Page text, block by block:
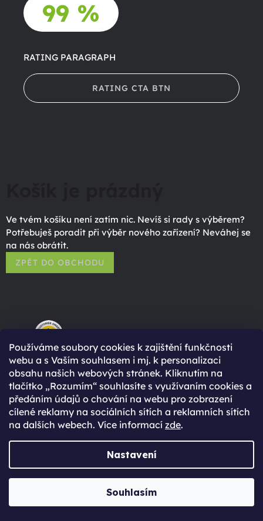
Používáme soubory cookies k zajištění funkčnosti
webu a s Vaším souhlasem i mj. k personalizaci
obsahu našich webových stránek. Kliknutím na
tlačítko „Rozumím“ souhlasíte s využívaním cookies a
předáním údajů o chování na webu pro zobrazení
cílené reklamy na sociálních sítích a reklamních sítích
na dalších webech. Více informací zde.
Nastavení
Souhlasím
99 %
RATING PARAGRAPH
RATING CTA BTN
Ve tvém košíku není zatím nic. Nevíš si rady s výběrem?
Potřebuješ poradit při výběr nového zařízení? Neváhej se
na nás obrátit.
ZPĚT DO OBCHODU
(Based on 2750 Reviews)
Proč se registrovat?
Rychlejší nákup díky uloženým údajům
Kompletní historie objednávek